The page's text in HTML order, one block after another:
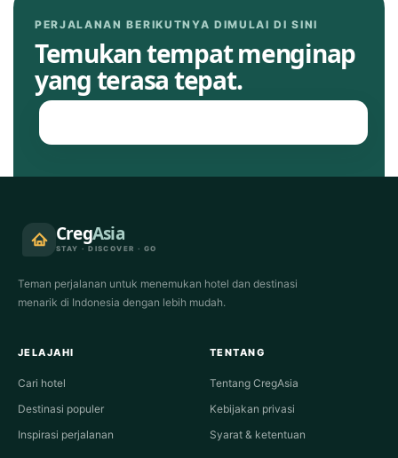
PERJALANAN BERIKUTNYA DIMULAI DI SINI
Temukan tempat menginap
yang terasa tepat.
CregAsia
STAY · DISCOVER · GO
Teman perjalanan untuk menemukan hotel dan destinasi
menarik di Indonesia dengan lebih mudah.
JELAJAHI
Cari hotel
Destinasi populer
Inspirasi perjalanan
TENTANG
Tentang CregAsia
Kebijakan privasi
Syarat & ketentuan